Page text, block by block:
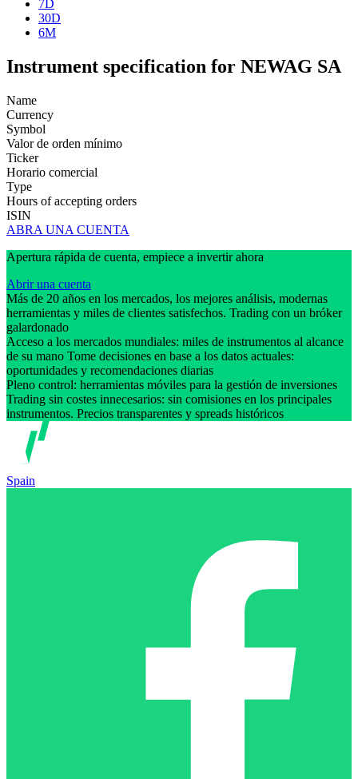
7D
30D
6M
Instrument specification for NEWAG SA
Name
Currency
Symbol
Valor de orden mínimo
Ticker
Horario comercial
Type
Hours of accepting orders
ISIN
ABRA UNA CUENTA
Apertura rápida de cuenta, empiece a invertir ahora
Abrir una cuenta
Más de 20 años en los mercados, los mejores análisis, modernas
herramientas y miles de clientes satisfechos. Trading con un bróker
galardonado
Acceso a los mercados mundiales: miles de instrumentos al alcance
de su mano Tome decisiones en base a los datos actuales:
oportunidades y recomendaciones diarias
Pleno control: herramientas móviles para la gestión de inversiones
Trading sin costes innecesarios: sin comisiones en los principales
instrumentos. Precios transparentes y spreads históricos
Spain